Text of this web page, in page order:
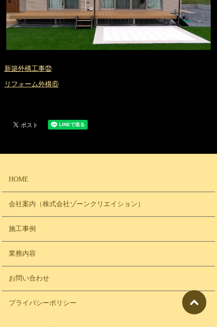
新築外構工事㉜
リフォーム外構⑥
HOME
会社案内（株式会社ゾーンクリエイション）
施工事例
業務内容
お問い合わせ
プライバシーポリシー